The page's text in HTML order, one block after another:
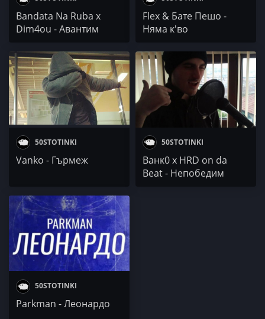
Bandata Na Ruba x
Dim4ou - Авантим
Flex & Бате Пешо -
Няма к'во
50STOTINKI
Vanko - Гърмеж
50STOTINKI
Ванк0 х HRD on da
Beat - Непобедим
50STOTINKI
Parkman - Леонардо